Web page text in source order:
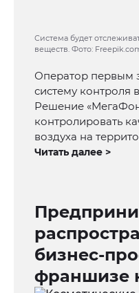
Система будет
веществ. Фото:
Оператор первым
систему контроля
Решение
контролировать
воздуха на
Читать далее >
бизнес-
франшизе